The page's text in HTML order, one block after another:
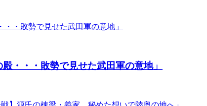
・・・敗勢で見せた武田軍の意地」